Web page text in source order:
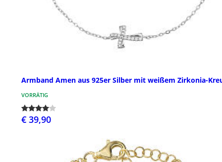
Armband Amen aus 925er Silber mit weißem Zirkonia-
VORRÄTIG
€ 39,90